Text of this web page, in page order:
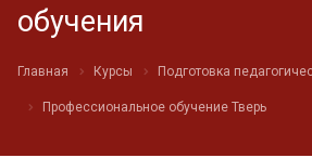
обучения
Главная Курсы Подготовка
Профессиональное обучение Тверь